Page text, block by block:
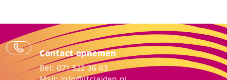
Contact opnemen
Bel: 071 522 36 63